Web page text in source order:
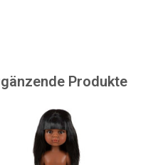
Produkte
Wunderschöne Amigas-Puppe
Nora von Minikane
ZUM WARENKORB HINZUFÜGEN